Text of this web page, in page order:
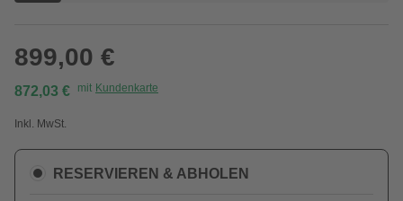
899,00 €
872,03 € mit Kundenkarte
Inkl. MwSt.
RESERVIEREN & ABHOLEN